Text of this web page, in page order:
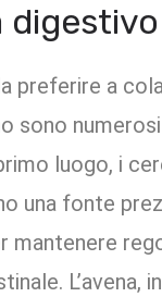
digestivo
preferire a
sono
luogo, i
una fonte
mantenere
L’avena,